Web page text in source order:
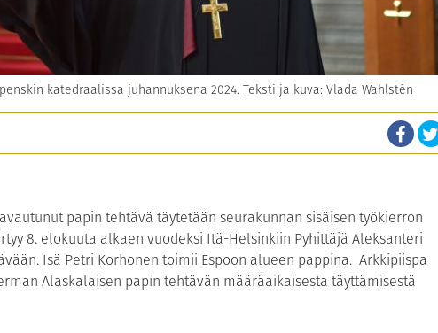
katedraalissa juhannuksena 2024. Teksti ja kuva: Vlada Wahlstén
papin tehtävä täytetään seurakunnan sisäisen työkierron
8. elokuuta alkaen vuodeksi Itä-Helsinkiin Pyhittäjä Aleksanteri
Isä Petri Korhonen toimii Espoon alueen pappina. Arkkipiispa
Alaskalaisen papin tehtävän määräaikaisesta täyttämisestä